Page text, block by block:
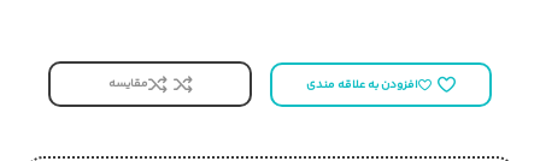
افزودن به علاقه مندی مقایسه